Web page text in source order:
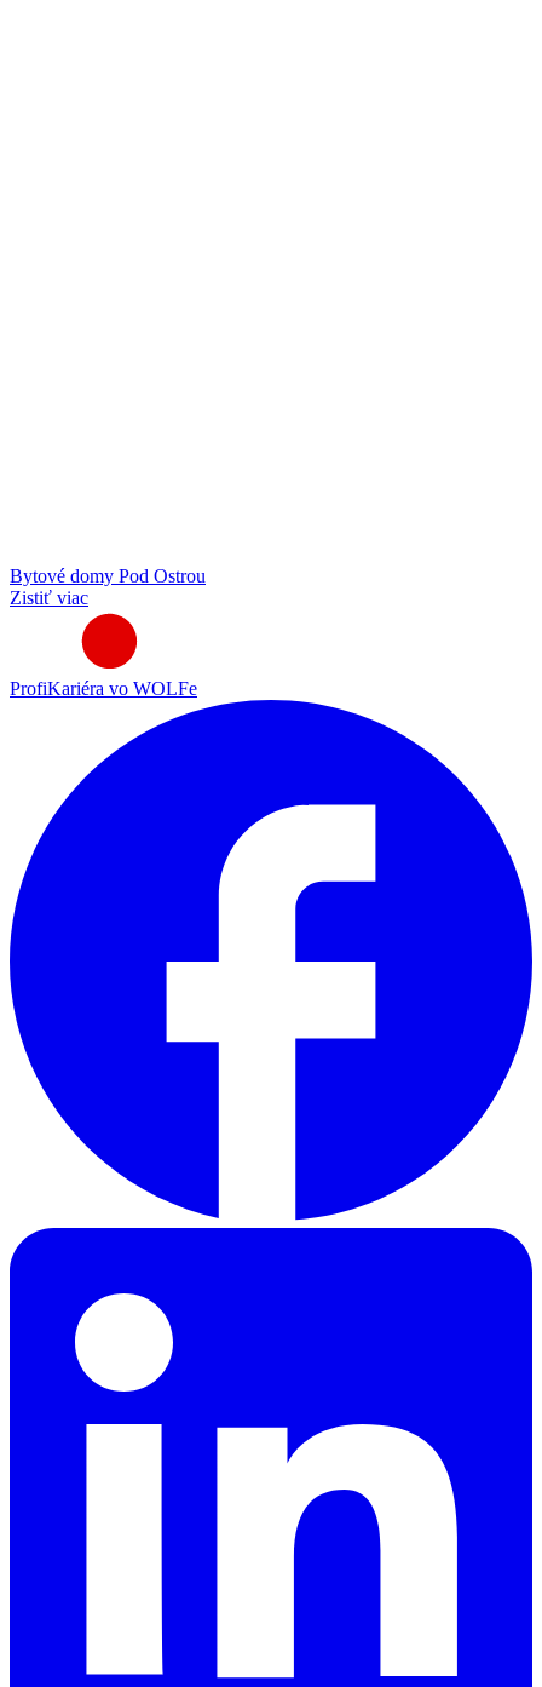
Bytové domy Pod Ostrou
Zistiť viac
ProfiKariéra vo WOLFe